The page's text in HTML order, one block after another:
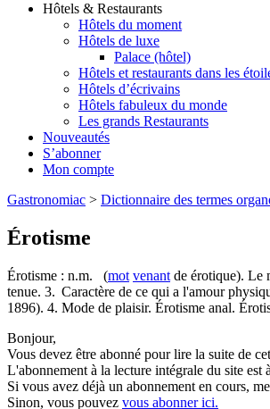
Hôtels & Restaurants
Hôtels du moment
Hôtels de luxe
Palace (hôtel)
Hôtels et restaurants dans les
Hôtels d’écrivains
Hôtels fabuleux du monde
Les grands Restaurants
Nouveautés
S’abonner
Mon compte
Gastronomiac > Dictionnaire des termes
Érotisme
Érotisme : n.m. (mot venant de érotique). Le
tenue. 3. Caractère de ce qui a l'amour
1896). 4. Mode de plaisir. Érotisme anal.
Bonjour,
Vous devez être abonné pour lire la suite de
L'abonnement à la lecture intégrale du site est
Si vous avez déjà un abonnement en cours,
Sinon, vous pouvez vous abonner ici.